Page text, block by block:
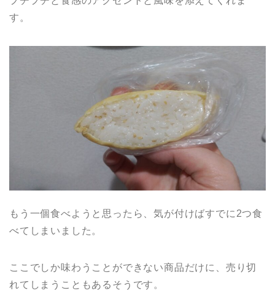
す。
もう一個食べようと思ったら、気が付けばすでに2つ食
べてしまいました。
ここでしか味わうことができない商品だけに、売り切
れてしまうこともあるそうです。